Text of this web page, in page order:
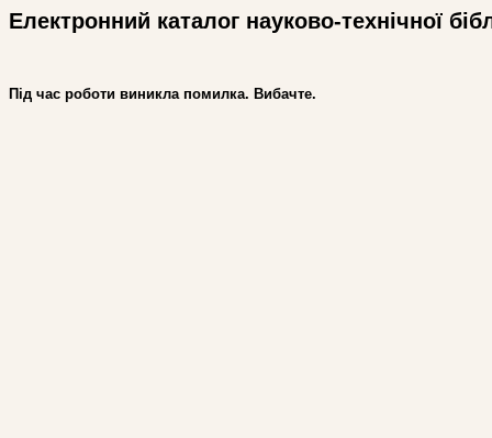
Електронний каталог науково-технічної
Під час роботи виникла помилка. Вибачте.